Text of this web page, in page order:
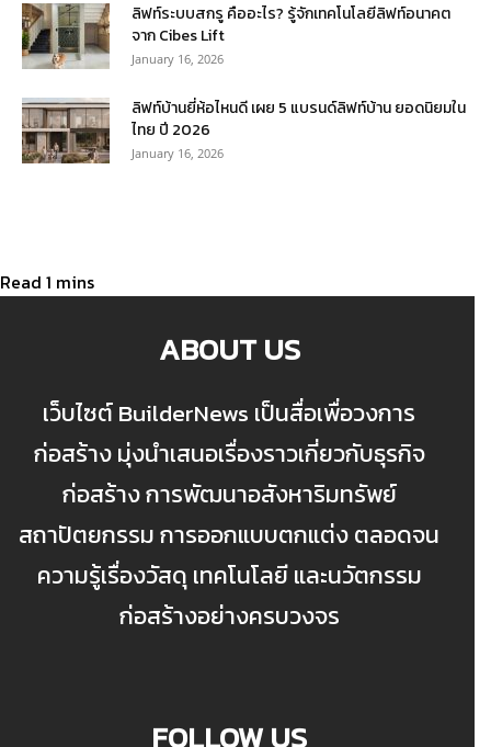
ลิฟท์ระบบสกรู คืออะไร? รู้จักเทคโนโลยีลิฟท์อนาคต
จาก Cibes Lift
January 16, 2026
ลิฟท์บ้านยี่ห้อไหนดี เผย 5 แบรนด์ลิฟท์บ้าน ยอดนิยมใน
ไทย ปี 2026
January 16, 2026
ABOUT US
เว็บไซต์ BuilderNews เป็นสื่อเพื่อวงการ
ก่อสร้าง มุ่งนำเสนอเรื่องราวเกี่ยวกับธุรกิจ
ก่อสร้าง การพัฒนาอสังหาริมทรัพย์
สถาปัตยกรรม การออกแบบตกแต่ง ตลอดจน
ความรู้เรื่องวัสดุ เทคโนโลยี และนวัตกรรม
ก่อสร้างอย่างครบวงจร
FOLLOW US